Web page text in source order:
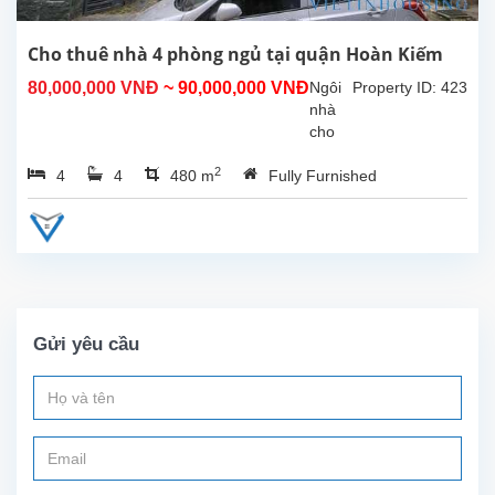
3
,tầng
phòng
khách
liên...
Cho thuê nhà 4 phòng ngủ tại quận Hoàn Kiếm
80,000,000 VNĐ ~ 90,000,000 VNĐ Property ID: 423
Ngôi
nhà
cho
nằm
trong
sân
tại
quận
Kiếm
4 4 480 m2 Fully Furnished
Gửi yêu cầu